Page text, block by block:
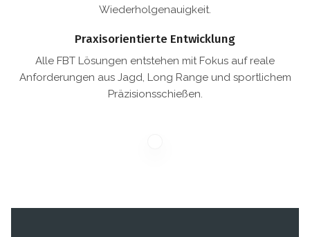
Wiederholgenauigkeit.
Praxisorientierte Entwicklung
Alle FBT Lösungen entstehen mit Fokus auf reale
Anforderungen aus Jagd, Long Range und sportlichem
Präzisionsschießen.